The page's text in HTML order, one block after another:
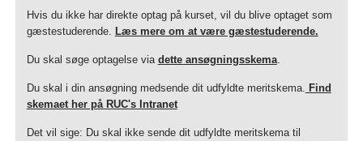
Hvis du ikke har direkte optag på kurset, vil du blive optaget som
gæstestuderende. Læs mere om at være gæstestuderende.
Du skal søge optagelse via dette ansøgningsskema.
Du skal i din ansøgning medsende dit udfyldte meritskema. Find
skemaet her på RUC's Intranet
Det vil sige: Du skal ikke sende dit udfyldte meritskema til